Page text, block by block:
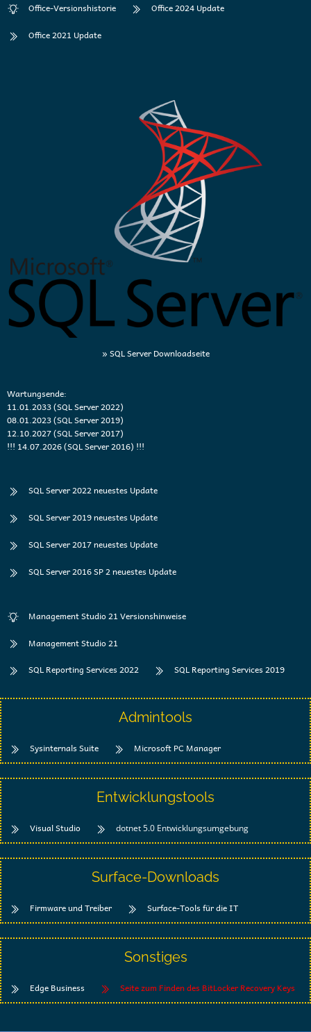
Office-Versionshistorie
Office 2024 Update
Office 2021 Update
» SQL Server Downloadseite
Wartungsende:
11.01.2033 (SQL Server 2022)
08.01.2023 (SQL Server 2019)
12.10.2027 (SQL Server 2017)
!!! 14.07.2026 (SQL Server 2016) !!!
SQL Server 2022 neuestes Update
SQL Server 2019 neuestes Update
SQL Server 2017 neuestes Update
SQL Server 2016 SP 2 neuestes Update
Management Studio 21 Versionshinweise
Management Studio 21
SQL Reporting Services 2022
SQL Reporting Services 2019
Admintools
Sysinternals Suite Microsoft PC Manager
Entwicklungstools
Visual Studio dotnet 5.0 Entwicklungsumgebung
Surface-Downloads
Firmware und Treiber Surface-Tools für die IT
Sonstiges
Edge Business Seite zum Finden des BitLocker Recovery Keys